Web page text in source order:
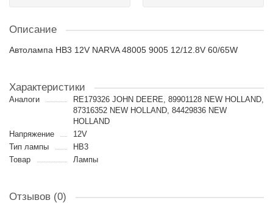
Описание
Автолампа HB3 12V NARVA 48005 9005 12/12.8V 60/65W
Характеристики
Аналоги
RE179326 JOHN DEERE, 89901128 NEW HOLLAND,
87316352 NEW HOLLAND, 84429836 NEW
HOLLAND
Напряжение
12V
Тип лампы
HB3
Товар
Лампы
Отзывов (0)